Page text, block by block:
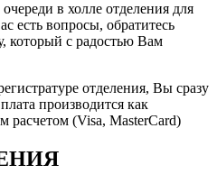
в холле отделения для
есть вопросы, обратитесь
который с радостью Вам
отделения, Вы сразу
производится как
расчетом (Visa, MasterCard)